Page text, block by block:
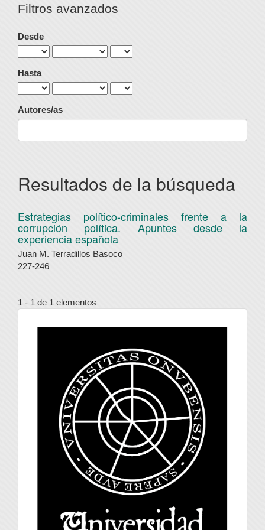
Filtros avanzados
Desde
Hasta
Autores/as
Resultados de la búsqueda
Estrategias político-criminales frente a la
corrupción política. Apuntes desde la
experiencia española
Juan M. Terradillos Basoco
227-246
1 - 1 de 1 elementos
universidad